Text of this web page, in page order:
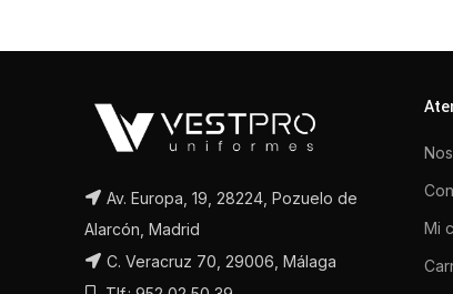
Av. Europa, 19, 28224, Pozuelo de
Alarcón, Madrid
C. Veracruz 70, 29006, Málaga
Mi